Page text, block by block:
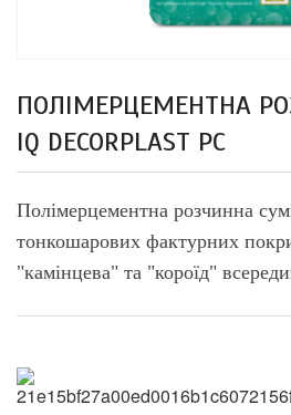
ПОЛІМЕРЦЕМЕНТНА
IQ DECORPLAST PC
Полімерцементна розчинна
тонкошарових фактурних
"камінцева" та "короїд"